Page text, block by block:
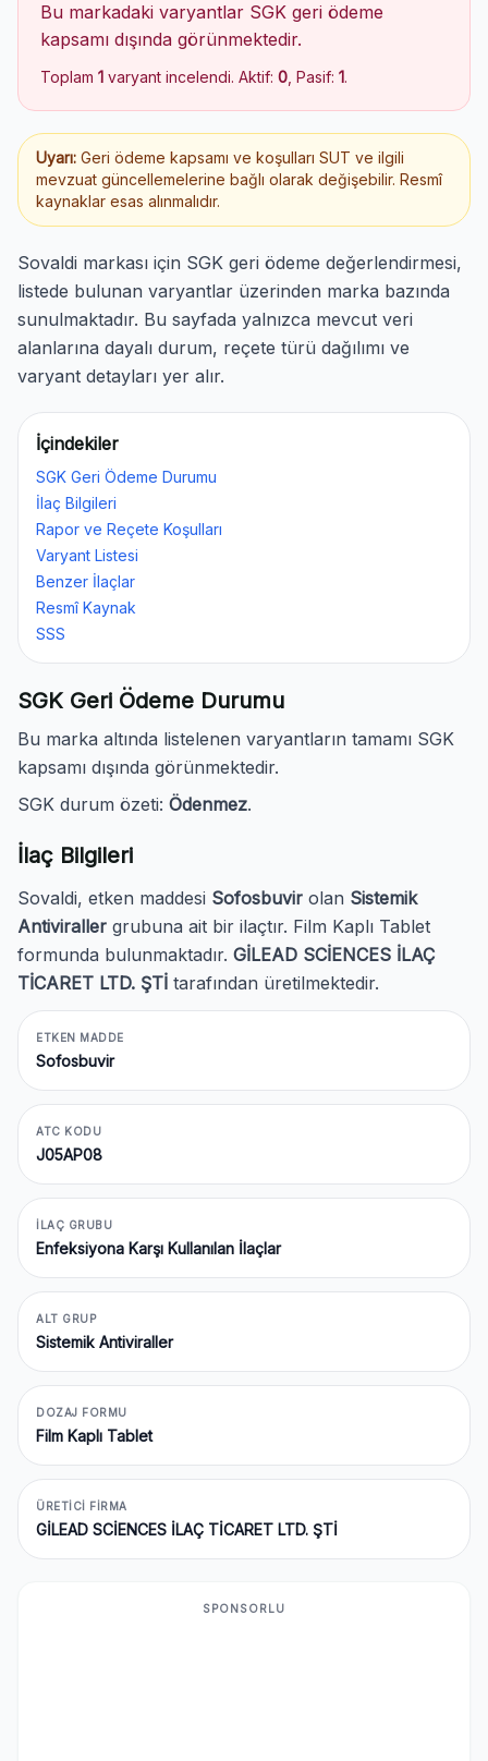
Bu markadaki varyantlar SGK geri ödeme
kapsamı dışında görünmektedir.
Toplam 1 varyant incelendi. Aktif: 0 , Pasif: 1.
Uyarı: Geri ödeme kapsamı ve koşulları SUT ve ilgili
mevzuat güncellemelerine bağlı olarak değişebilir. Resmî
kaynaklar esas alınmalıdır.
Sovaldi markası için SGK geri ödeme değerlendirmesi,
listede bulunan varyantlar üzerinden marka bazında
sunulmaktadır. Bu sayfada yalnızca mevcut veri
alanlarına dayalı durum, reçete türü dağılımı ve
varyant detayları yer alır.
İçindekiler
SGK Geri Ödeme Durumu
İlaç Bilgileri
Rapor ve Reçete Koşulları
Varyant Listesi
Benzer İlaçlar
Resmî Kaynak
SSS
SGK Geri Ödeme Durumu
Bu marka altında listelenen varyantların tamamı SGK
kapsamı dışında görünmektedir.
SGK durum özeti: Ödenmez.
İlaç Bilgileri
Sovaldi, etken maddesi Sofosbuvir olan Sistemik
Antiviraller grubuna ait bir ilaçtır. Film Kaplı Tablet
formunda bulunmaktadır. GİLEAD SCİENCES İLAÇ
TİCARET LTD. ŞTİ tarafından üretilmektedir.
ETKEN MADDE
Sofosbuvir
ATC KODU
J05AP08
İLAÇ GRUBU
Enfeksiyona Karşı Kullanılan İlaçlar
ALT GRUP
Sistemik Antiviraller
DOZAJ FORMU
Film Kaplı Tablet
ÜRETICI FIRMA
GİLEAD SCİENCES İLAÇ TİCARET LTD. ŞTİ
SPONSORLU